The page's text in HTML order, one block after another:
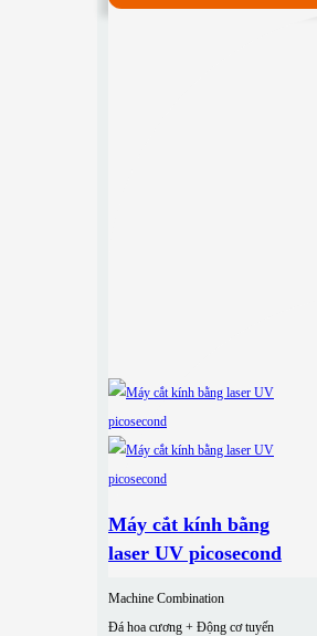
Máy cắt kính bằng
laser UV picosecond
Machine Combination
Đá hoa cương + Động cơ tuyến